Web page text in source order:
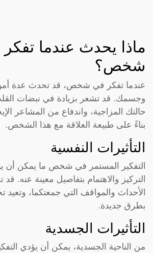
ماذا يحدث عندما
شخص؟
عندما تفكر في شخص، قد تحدث عدة
وجسمك. قد تشعر بزيادة في نبضات
حالتك المزاجية، واندفاع من المشاعر
بناءً على طبيعة العلاقة مع هذا الشخص.
التأثيرات النفسية
التفكير المستمر في شخص ما يمكن أن
التركيز والاهتمام بتفاصيل معينة عنه.
الأحداث والمواقف التي جمعتكما، وتعيد
بطرق جديدة.
التأثيرات الجسدية
من الناحية الجسدية، يمكن أن يؤدي